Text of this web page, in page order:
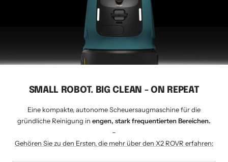
SMALL ROBOT. BIG CLEAN - ON REPEAT
Eine kompakte, autonome Scheuersaugmaschine für die
gründliche Reinigung in engen, stark frequentierten Bereichen.
–
Gehören Sie zu den Ersten, die mehr über den X2 ROVR erfahren:
© 2026 Tavernaro AG - seit 1924